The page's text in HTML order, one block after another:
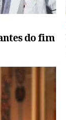
do fim